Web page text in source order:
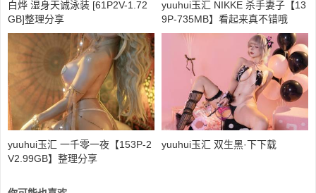
白烨 湿身天诚泳装 [61P2V-1.72
GB]整理分享
yuuhui玉汇 NIKKE 杀手妻子【13
9P-735MB】看起来真不错哦
yuuhui玉汇 一千零一夜【153P-2
V2.99GB】整理分享
yuuhui玉汇 双生黑·下下载